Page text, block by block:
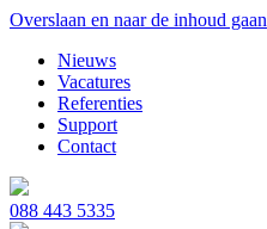
Overslaan en naar de inhoud gaan
Nieuws
Vacatures
Referenties
Support
Contact
088 443 5335